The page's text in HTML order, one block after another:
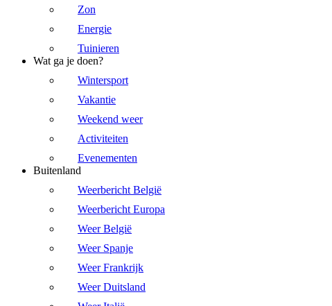
Zon
Energie
Tuinieren
Wat ga je doen?
Wintersport
Vakantie
Weekend weer
Activiteiten
Evenementen
Buitenland
Weerbericht België
Weerbericht Europa
Weer België
Weer Spanje
Weer Frankrijk
Weer Duitsland